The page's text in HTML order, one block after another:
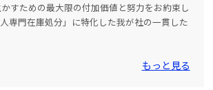
すための最大限の付加価値と努力をお約束し
専門在庫処分」に特化した我が社の一貫した
もっと見る